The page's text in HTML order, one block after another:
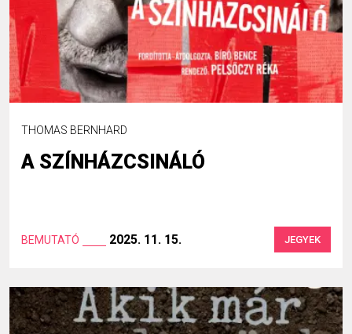
THOMAS BERNHARD
A SZÍNHÁZCSINÁLÓ
BEMUTATÓ 2025. 11. 15. JEGYEK